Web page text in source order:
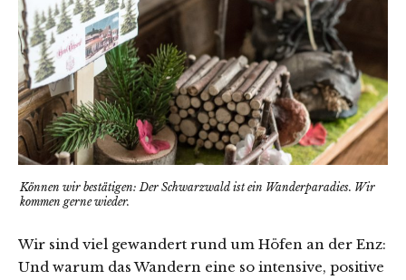
Können wir bestätigen: Der Schwarzwald ist ein Wanderparadies. Wir
kommen gerne wieder.
Wir sind viel gewandert rund um Höfen an der Enz:
Und warum das Wandern eine so intensive, positive